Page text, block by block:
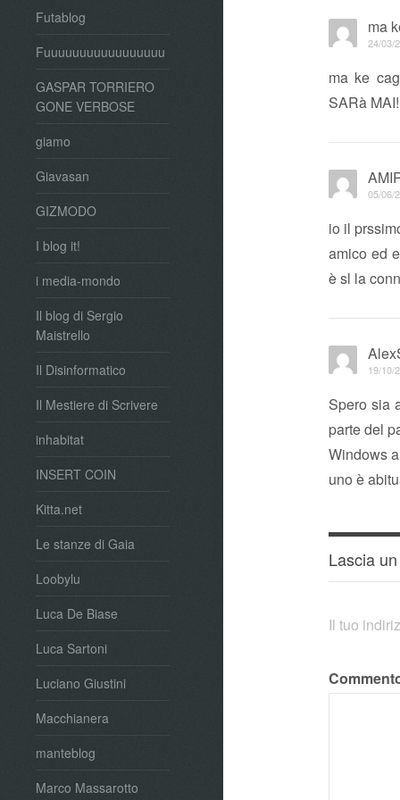
Futablog
Fuuuuuuuuuuuuuuuuu
GASPAR TORRIERO
GONE VERBOSE
giamo
Giavasan
GIZMODO
I blog it!
i media-mondo
Il blog di Sergio
Maistrello
Il Disinformatico
Il Mestiere di Scrivere
inhabitat
INSERT COIN
Kitta.net
Le stanze di Gaia
Loobylu
Luca De Biase
Luca Sartoni
Luciano Giustini
Macchianera
manteblog
Marco Massarotto
ma
24/03/
ma ke
SARà
05/06/
io il
amico ed
è sl la
19/10/
Spero sia
parte del
Windows
uno è
Lascia
Il tuo